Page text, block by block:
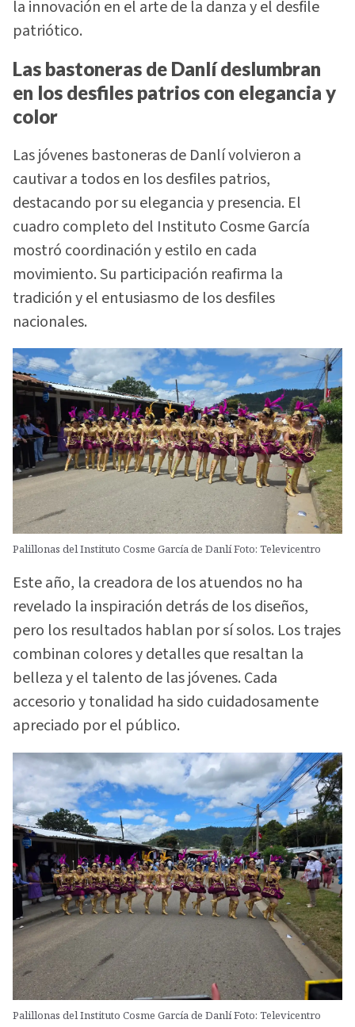
la innovación en el arte de la danza y el desfile
patriótico.
Las bastoneras de Danlí deslumbran
en los desfiles patrios con elegancia y
color
Las jóvenes bastoneras de Danlí volvieron a
cautivar a todos en los desfiles patrios,
destacando por su elegancia y presencia. El
cuadro completo del Instituto Cosme García
mostró coordinación y estilo en cada
movimiento. Su participación reafirma la
tradición y el entusiasmo de los desfiles
nacionales.
Palillonas del Instituto Cosme García de Danlí Foto: Televicentro
Este año, la creadora de los atuendos no ha
revelado la inspiración detrás de los diseños,
pero los resultados hablan por sí solos. Los trajes
combinan colores y detalles que resaltan la
belleza y el talento de las jóvenes. Cada
accesorio y tonalidad ha sido cuidadosamente
apreciado por el público.
Palillonas del Instituto Cosme García de Danlí Foto: Televicentro